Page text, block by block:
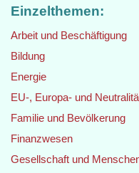
Einzelthemen:
Arbeit und Beschäftigung
Bildung
Energie
EU-, Europa- und
Familie und Bevölkerung
Finanzwesen
Gesellschaft und